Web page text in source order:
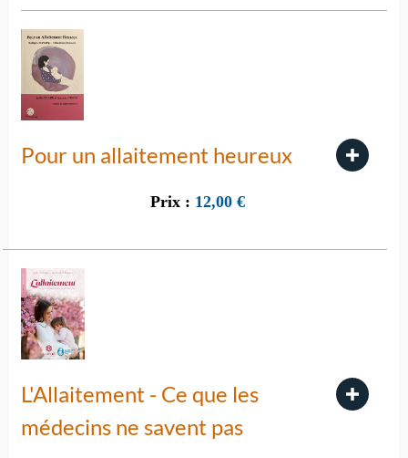
Pour un allaitement heureux
Prix : 12,00 €
L'Allaitement - Ce que les
médecins ne savent pas